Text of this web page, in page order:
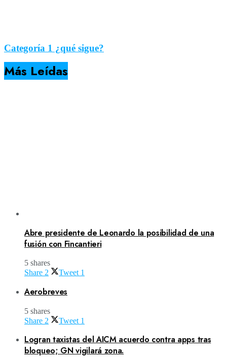
Categoría 1 ¿qué sigue?
Más Leídas
Abre presidente de Leonardo la posibilidad de una
fusión con Fincantieri
5 shares
Share 2 Tweet 1
Aerobreves
5 shares
Share 2 Tweet 1
Logran taxistas del AICM acuerdo contra apps tras
bloqueo; GN vigilará zona.